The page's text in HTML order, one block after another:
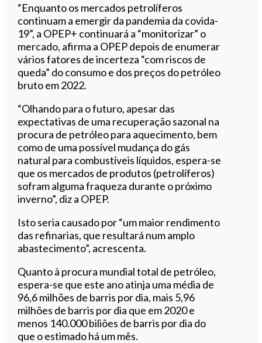
“Enquanto os mercados petrolíferos
continuam a emergir da pandemia da covida-
19”, a OPEP+ continuará a “monitorizar” o
mercado, afirma a OPEP depois de enumerar
vários fatores de incerteza “com riscos de
queda” do consumo e dos preços do petróleo
bruto em 2022.
“Olhando para o futuro, apesar das
expectativas de uma recuperação sazonal na
procura de petróleo para aquecimento, bem
como de uma possível mudança do gás
natural para combustíveis líquidos, espera-se
que os mercados de produtos (petrolíferos)
sofram alguma fraqueza durante o próximo
inverno”, diz a OPEP.
Isto seria causado por “um maior rendimento
das refinarias, que resultará num amplo
abastecimento”, acrescenta.
Quanto à procura mundial total de petróleo,
espera-se que este ano atinja uma média de
96,6 milhões de barris por dia, mais 5,96
milhões de barris por dia que em 2020 e
menos 140.000 biliões de barris por dia do
que o estimado há um mês.